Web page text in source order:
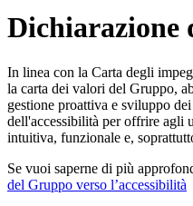
Dichiarazione
In linea con la Carta degli
la carta dei valori del Gruppo,
gestione proattiva e sviluppo
dell'accessibilità per offrire agli
intuitiva, funzionale e,
Se vuoi saperne di più
del Gruppo verso l’accessibilità